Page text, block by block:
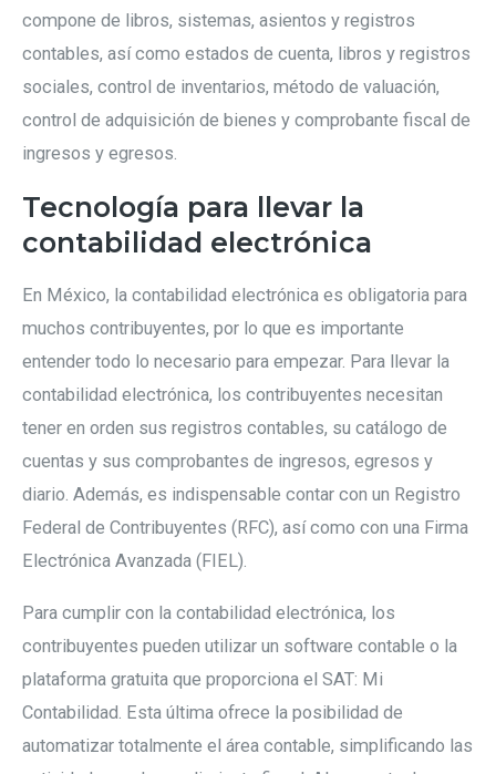
compone de libros, sistemas, asientos y registros
contables, así como estados de cuenta, libros y registros
sociales, control de inventarios, método de valuación,
control de adquisición de bienes y comprobante fiscal de
ingresos y egresos.
Tecnología para llevar la
contabilidad electrónica
En México, la contabilidad electrónica es obligatoria para
muchos contribuyentes, por lo que es importante
entender todo lo necesario para empezar. Para llevar la
contabilidad electrónica, los contribuyentes necesitan
tener en orden sus registros contables, su catálogo de
cuentas y sus comprobantes de ingresos, egresos y
diario. Además, es indispensable contar con un Registro
Federal de Contribuyentes (RFC), así como con una Firma
Electrónica Avanzada (FIEL).
Para cumplir con la contabilidad electrónica, los
contribuyentes pueden utilizar un software contable o la
plataforma gratuita que proporciona el SAT: Mi
Contabilidad. Esta última ofrece la posibilidad de
automatizar totalmente el área contable, simplificando las